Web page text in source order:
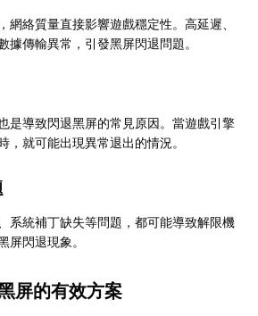
網絡質量直接影響遊戲穩定性。高延遲、
據傳輸異常，引發黑屏閃退問題。
是導致閃退黑屏的常見原因。當遊戲引擎
，就可能出現異常退出的情況。
系統補丁缺失等問題，都可能導致解限機
屏閃退現象。
屏的有效方案